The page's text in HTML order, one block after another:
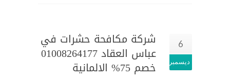
6
ديسمبر
شركة مكافحة حشرات في
عباس العقاد 01008264177
خصم 75% الالمانية